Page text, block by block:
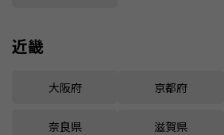
近畿
大阪府 京都府
奈良県 滋賀県